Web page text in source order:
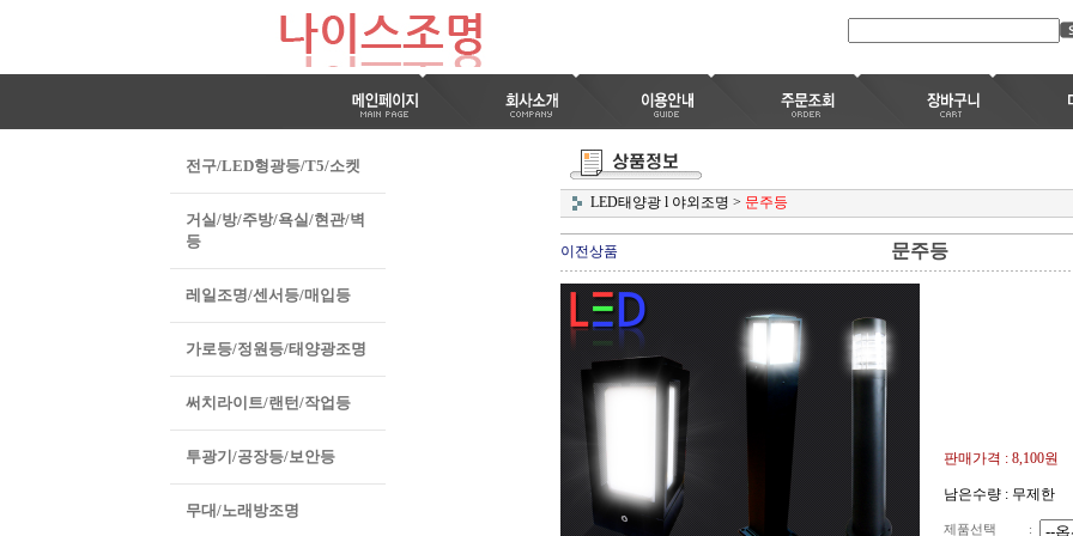
전구/LED형광등/T5/소켓
거실/방/주방/욕실/현관/벽
등
레일조명/센서등/매입등
가로등/정원등/태양광조명
써치라이트/랜턴/작업등
투광기/공장등/보안등
무대/노래방조명
LED태양광 l 야외조명 > 문주등
이전상품 문주등
판매가격 : 8,100원
남은수량 : 무제한
제품선택 :